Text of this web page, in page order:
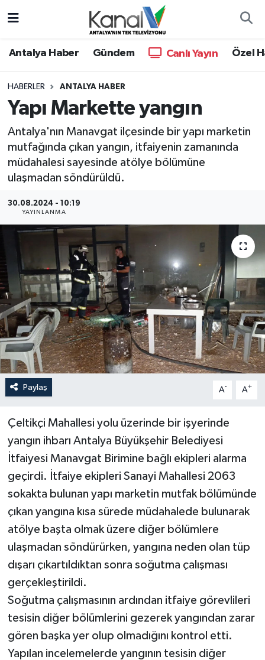
Antalya Haber Gündem Canlı Yayın Özel
HABERLER ANTALYA HABER
Yapı Markette yangın
Antalya'nın Manavgat ilçesinde bir yapı marketin
mutfağında çıkan yangın, itfaiyenin zamanında
müdahalesi sayesinde atölye bölümüne
ulaşmadan söndürüldü.
30.08.2024 - 10:19
YAYINLANMA
Paylaş A- A+
Çeltikçi Mahallesi yolu üzerinde bir işyerinde
yangın ihbarı Antalya Büyükşehir Belediyesi
İtfaiyesi Manavgat Birimine bağlı ekipleri alarma
geçirdi. İtfaiye ekipleri Sanayi Mahallesi 2063
sokakta bulunan yapı marketin mutfak bölümünde
çıkan yangına kısa sürede müdahalede bulunarak
atölye başta olmak üzere diğer bölümlere
ulaşmadan söndürürken, yangına neden olan tüp
dışarı çıkartıldıktan sonra soğutma çalışması
gerçekleştirildi.
Soğutma çalışmasının ardından itfaiye görevlileri
tesisin diğer bölümlerini gezerek yangından zarar
gören başka yer olup olmadığını kontrol etti.
Yapılan incelemelerde yangının tesisin diğer
Antalya Haber
Dünya
Eğitim
Ekonomi
Günün Manşetleri
Haber Kuşakları
Haberler
KANALV Spor
Kültür Sanat
Magazin
Sağlık
Sosyal medya
Spor
Televizyon
Turizm
Yaşam
Hava Durumu
Trafik Durumu
Süper Lig Puan Durumu ve Fikstür
Tüm Manşetler
Haber Arşivi